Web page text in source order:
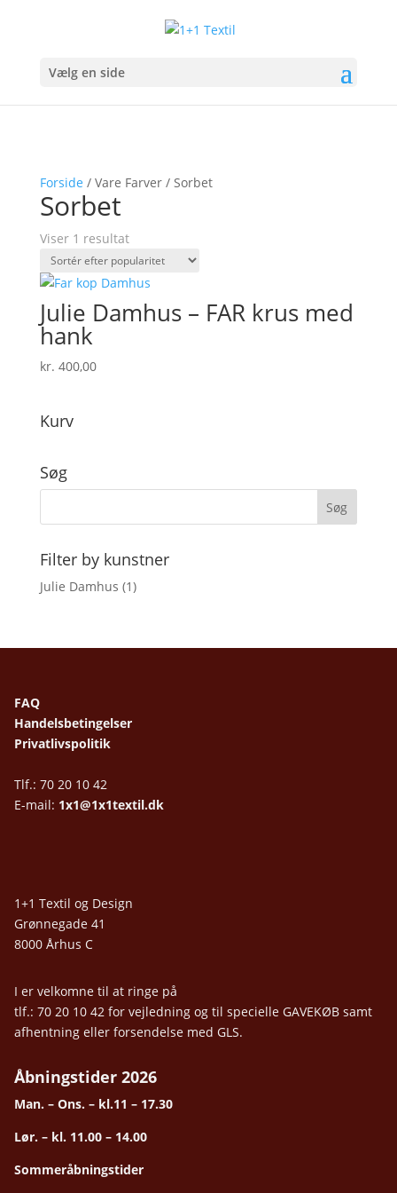
Vælg en side
Forside / Vare Farver / Sorbet
Sorbet
Viser 1 resultat
Julie Damhus – FAR krus med
hank
kr. 400,00
Kurv
Søg
Filter by kunstner
Julie Damhus (1)
FAQ
Handelsbetingelser
Privatlivspolitik
Tlf.: 70 20 10 42
E-mail: 1x1@1x1textil.dk
1+1 Textil og Design
Grønnegade 41
8000 Århus C
I er velkomne til at ringe på
tlf.: 70 20 10 42 for vejledning og til specielle GAVEKØB samt
afhentning eller forsendelse med GLS.
Åbningstider 2026
Man. – Ons. – kl.11 – 17.30
Lør. – kl. 11.00 – 14.00
Sommeråbningstider